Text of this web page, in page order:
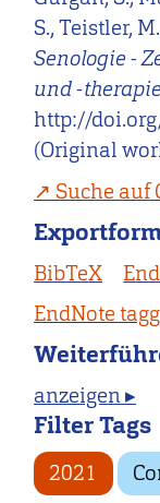
S., Teistler,
Senologie -
und -therapie
http://
(Original
Suche auf
BibTeX
EndNote
anzeigen ▸
Filter Tags
2021